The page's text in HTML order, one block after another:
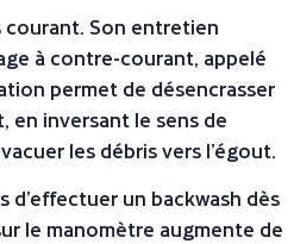
courant. Son entretien
à contre-courant, appelé
permet de désencrasser
en inversant le sens de
les débris vers l’égout.
d’effectuer un backwash dès
le manomètre augmente de